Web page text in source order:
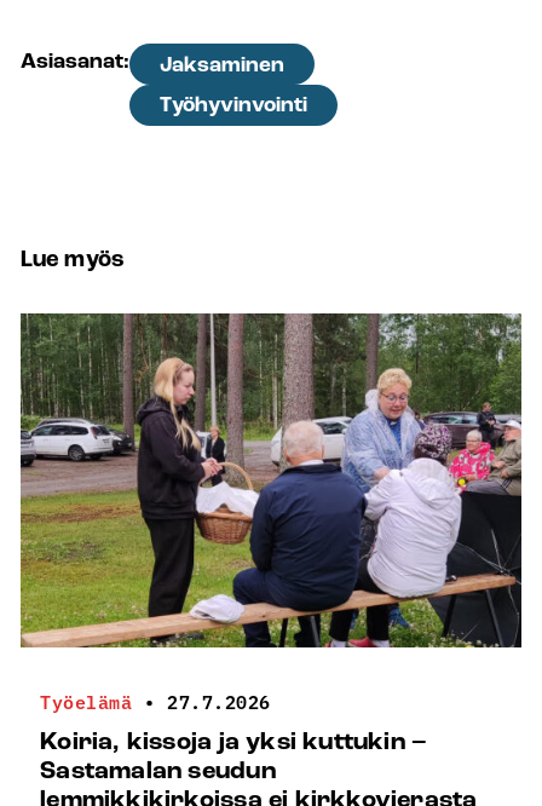
Asiasanat:
Jaksaminen
Työhyvinvointi
Lue myös
Työelämä • 27.7.2026
Koiria, kissoja ja yksi kuttukin –
Sastamalan seudun
lemmikkikirkoissa ei kirkkovierasta